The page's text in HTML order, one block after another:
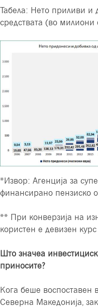
Табела: Нето приливи и
средствата (во милиони
*Извор: Агенција за
финансирано пензиско
** При конверзија на
користен е девизен курс
Што значеа
приносите?
Кога беше воспоставен
Северна Македонија,